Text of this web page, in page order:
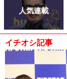
人気連載
イチオシ記事